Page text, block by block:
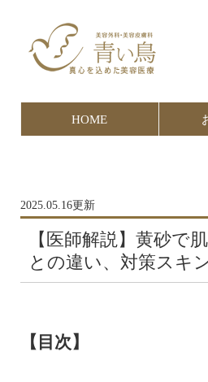
HOME
2025.05.16更新
【医師解説】黄砂で
との違い、対策スキ
【目次】